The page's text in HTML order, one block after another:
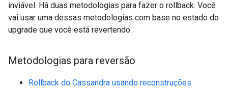
inviável. Há duas metodologias para fazer o rollback. Você
vai usar uma dessas metodologias com base no estado do
upgrade que você está revertendo.
Metodologias para reversão
Rollback do Cassandra usando reconstruções